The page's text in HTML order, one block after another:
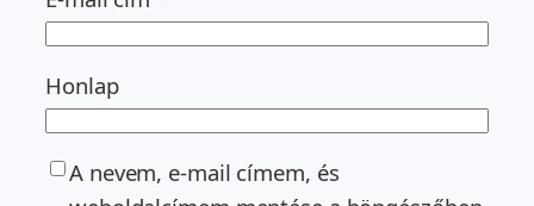
Honlap
A nevem, e-mail címem, és